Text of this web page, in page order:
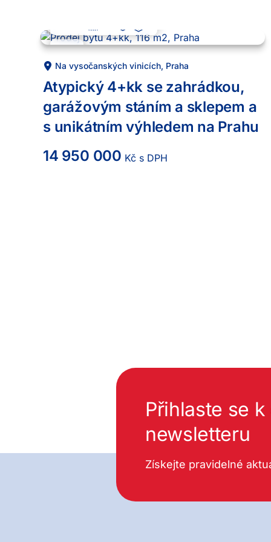
Prodej
Na vysočanských vinicích, Praha
Atypický 4+kk se zahrádkou,
garážovým stáním a sklepem a
s unikátním výhledem na Prahu
14 950 000 Kč s DPH
Přihlaste se
newsletteru
Získejte pravidelné